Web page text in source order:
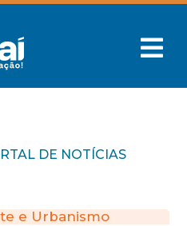
DE NOTÍCIAS
e Urbanismo